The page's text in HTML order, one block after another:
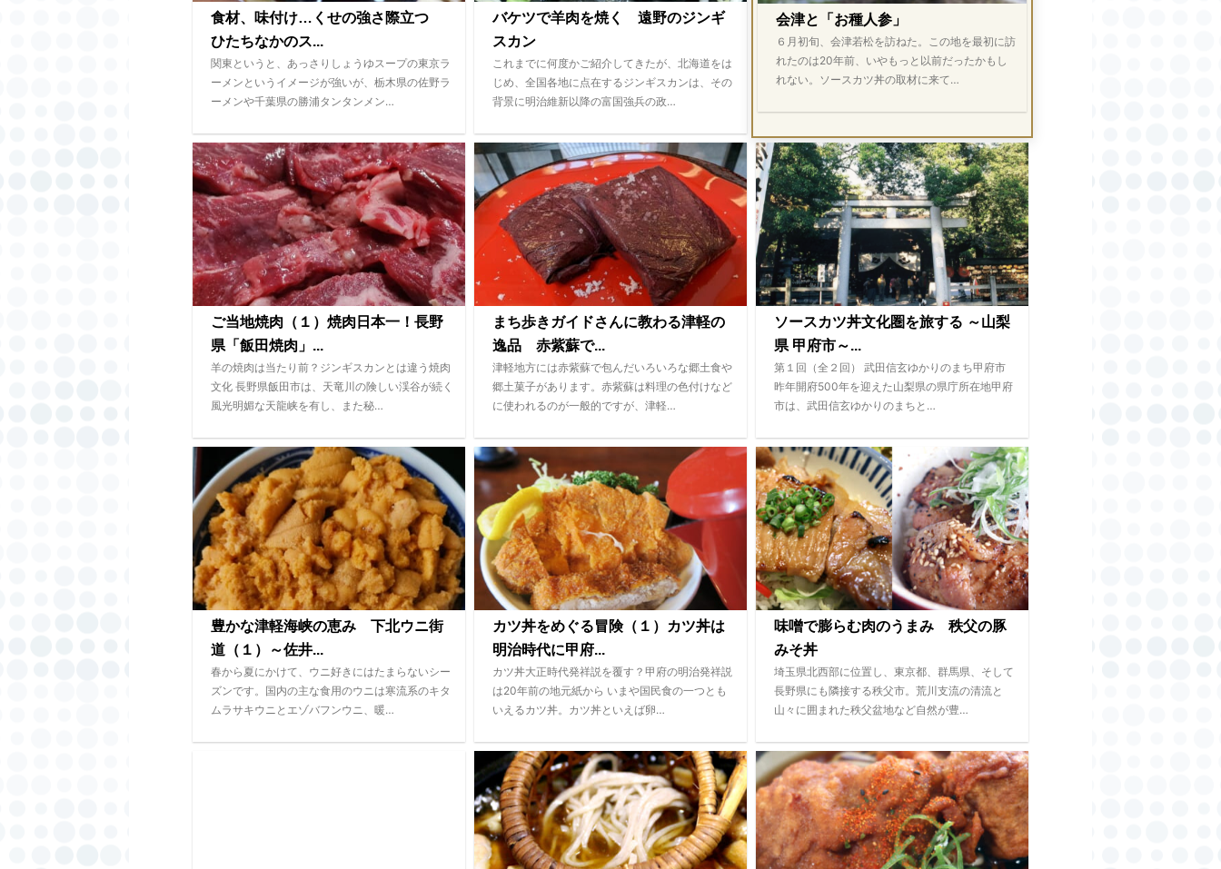
食材、味付け…くせの強さ際立つ
ひたちなかのス...
関東というと、あっさりしょうゆスープの東京ラ
ーメンというイメージが強いが、栃木県の佐野ラ
ーメンや千葉県の勝浦タンタンメン…
バケツで羊肉を焼く 遠野のジンギ
スカン
これまでに何度かご紹介してきたが、北海道をは
じめ、全国各地に点在するジンギスカンは、その
背景に明治維新以降の富国強兵の政…
会津と「お種人参」
６月初旬、会津若松を訪ねた。この地を最初に訪
れたのは20年前、いやもっと以前だったかもし
れない。ソースカツ丼の取材に来て…
ご当地焼肉（１）焼肉日本一！長野
県「飯田焼肉」...
羊の焼肉は当たり前？ジンギスカンとは違う焼肉
文化 長野県飯田市は、天竜川の険しい渓谷が続く
風光明媚な天龍峡を有し、また秘…
まち歩きガイドさんに教わる津軽の
逸品 赤紫蘇で...
津軽地方には赤紫蘇で包んだいろいろな郷土食や
郷土菓子があります。赤紫蘇は料理の色付けなど
に使われるのが一般的ですが、津軽…
ソースカツ丼文化圏を旅する ～山梨
県 甲府市～...
第１回（全２回） 武田信玄ゆかりのまち甲府市
昨年開府500年を迎えた山梨県の県庁所在地甲府
市は、武田信玄ゆかりのまちと…
豊かな津軽海峡の恵み 下北ウニ街
道（１）～佐井...
春から夏にかけて、ウニ好きにはたまらないシー
ズンです。国内の主な食用のウニは寒流系のキタ
ムラサキウニとエゾバフンウニ、暖…
カツ丼をめぐる冒険（１）カツ丼は
明治時代に甲府...
カツ丼大正時代発祥説を覆す？甲府の明治発祥説
は20年前の地元紙から いまや国民食の一つとも
いえるカツ丼。カツ丼といえば卵…
味噌で膨らむ肉のうまみ 秩父の豚
みそ丼
埼玉県北西部に位置し、東京都、群馬県、そして
長野県にも隣接する秩父市。荒川支流の清流と
山々に囲まれた秩父盆地など自然が豊…